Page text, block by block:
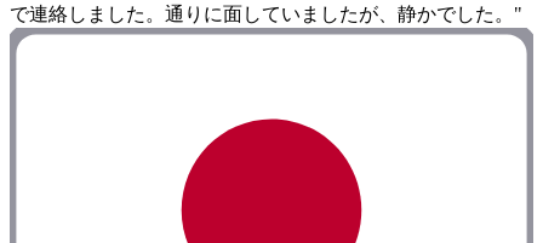
で連絡しました。通りに面していましたが、静かでした。"